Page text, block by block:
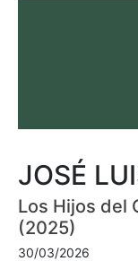
JOSÉ
Los Hijos del
(2025)
30/03/2026